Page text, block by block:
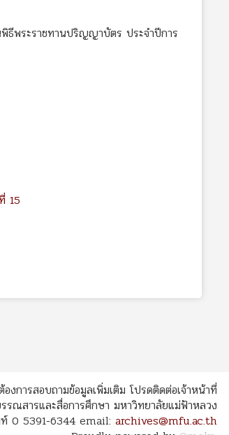
ธีพระราชทานปริญญาบัตร ประจำปีการ
15
งการสอบถามข้อมูลเพิ่มเติม โปรดติดต่อเจ้าหน้าที่
รณสารและสื่อการศึกษา มหาวิทยาลัยแม่ฟ้าหลวง
0 5391-6344 email: archives@mfu.ac.th